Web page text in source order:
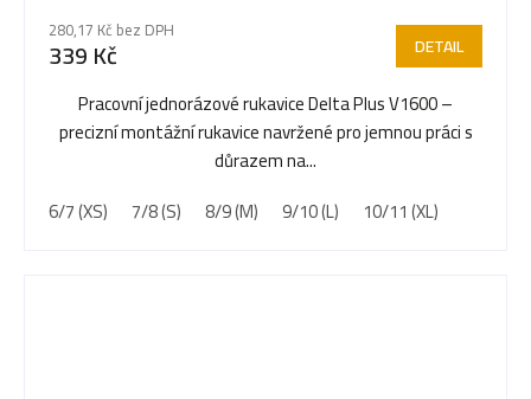
280,17 Kč bez DPH
339 Kč DETAIL
Pracovní jednorázové rukavice Delta Plus V1600 –
precizní montážní rukavice navržené pro jemnou práci s
důrazem na...
6/7 (XS)
7/8 (S) 8/9 (M) 9/10 (L) 10/11 (XL)